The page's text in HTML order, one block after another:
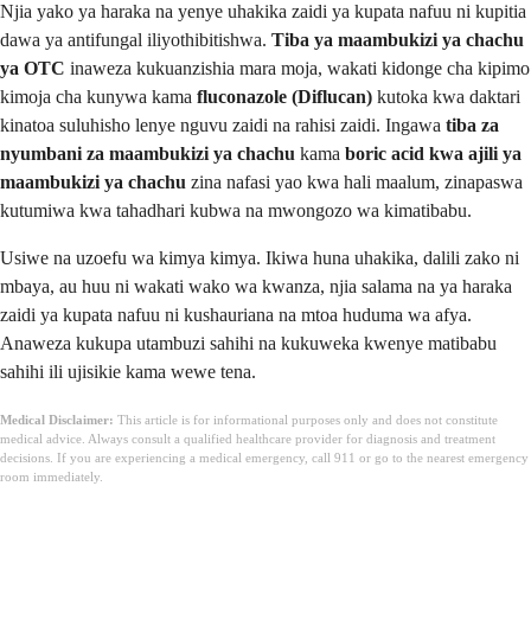
Njia yako ya haraka na yenye uhakika zaidi ya kupata nafuu ni kupitia
dawa ya antifungal iliyothibitishwa. Tiba ya maambukizi ya chachu
ya OTC inaweza kukuanzishia mara moja, wakati kidonge cha kipimo
kimoja cha kunywa kama fluconazole (Diflucan) kutoka kwa daktari
kinatoa suluhisho lenye nguvu zaidi na rahisi zaidi. Ingawa tiba za
nyumbani za maambukizi ya chachu kama boric acid kwa ajili ya
maambukizi ya chachu zina nafasi yao kwa hali maalum, zinapaswa
kutumiwa kwa tahadhari kubwa na mwongozo wa kimatibabu.
Usiwe na uzoefu wa kimya kimya. Ikiwa huna uhakika, dalili zako ni
mbaya, au huu ni wakati wako wa kwanza, njia salama na ya haraka
zaidi ya kupata nafuu ni kushauriana na mtoa huduma wa afya.
Anaweza kukupa utambuzi sahihi na kukuweka kwenye matibabu
sahihi ili ujisikie kama wewe tena.
Medical Disclaimer: This article is for informational purposes only and does not constitute
medical advice. Always consult a qualified healthcare provider for diagnosis and treatment
decisions. If you are experiencing a medical emergency, call 911 or go to the nearest emergency
room immediately.